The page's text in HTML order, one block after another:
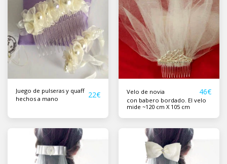
Juego de pulseras y quaff
hechos a mano
22€ Velo de novia 46€
con babero bordado. El velo
mide ~120 cm X 105 cm